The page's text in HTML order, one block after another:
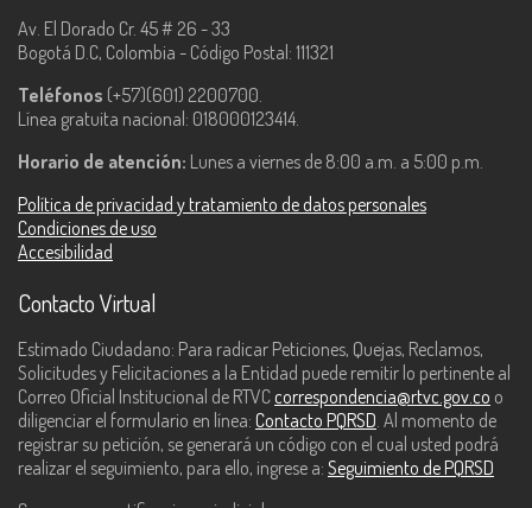
Av. El Dorado Cr. 45 # 26 - 33
Bogotá D.C, Colombia - Código Postal: 111321
Teléfonos (+57)(601) 2200700.
Línea gratuita nacional: 018000123414.
Horario de atención: Lunes a viernes de 8:00 a.m. a 5:00 p.m.
Política de privacidad y tratamiento de datos personales
Condiciones de uso
Accesibilidad
Contacto Virtual
Estimado Ciudadano: Para radicar Peticiones, Quejas, Reclamos,
Solicitudes y Felicitaciones a la Entidad puede remitir lo pertinente al
Correo Oficial Institucional de RTVC correspondencia@rtvc.gov.co o
diligenciar el formulario en línea: Contacto PQRSD. Al momento de
registrar su petición, se generará un código con el cual usted podrá
realizar el seguimiento, para ello, ingrese a: Seguimiento de PQRSD